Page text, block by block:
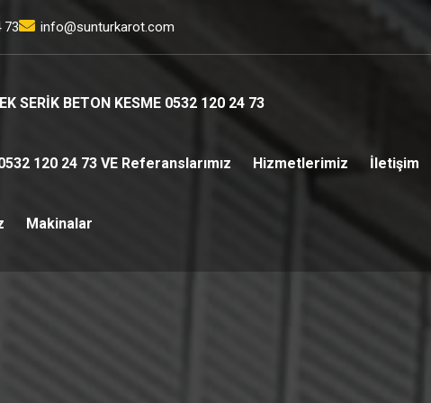
73 info@sunturkarot.com
SERİK BETON KESME 0532 120 24 73
120 24 73 VE Referanslarımız Hizmetlerimiz İletişim
Makinalar